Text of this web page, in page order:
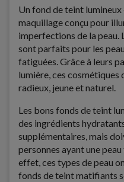
Un fond de teint
maquillage conçu pour
imperfections de la peau.
sont parfaits pour les
fatiguées. Grâce à leurs
lumière, ces cosmétiques
radieux, jeune et naturel.
Les bons fonds de teint
des ingrédients
supplémentaires, mais
personnes ayant une
effet, ces types de peau
fonds de teint matifiants